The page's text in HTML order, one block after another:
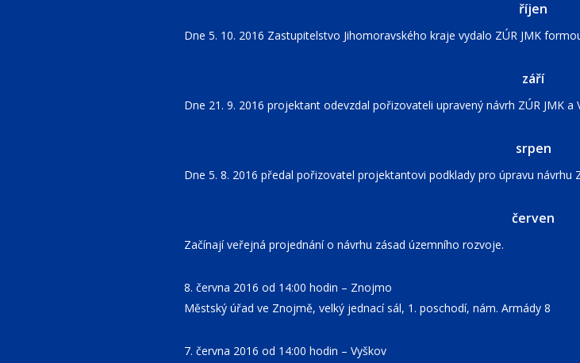
říjen
Dne 5. 10. 2016 Zastupitelstvo Jihomoravského kraje vydalo ZÚR JMK
září
Dne 21. 9. 2016 projektant odevzdal pořizovateli upravený návrh ZÚR JMK a
srpen
Dne 5. 8. 2016 předal pořizovatel projektantovi podklady pro úpravu návrhu
červen
Začínají veřejná projednání o návrhu zásad územního rozvoje.
8. června 2016 od 14:00 hodin – Znojmo
Městský úřad ve Znojmě, velký jednací sál, 1. poschodí, nám. Armády 8
7. června 2016 od 14:00 hodin – Vyškov